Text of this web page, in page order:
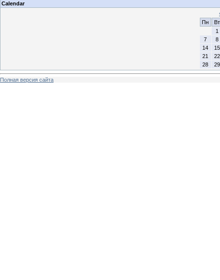
Calendar
Пн
Вт
1
7
8
14
15
21
22
28
29
Полная версия сайта